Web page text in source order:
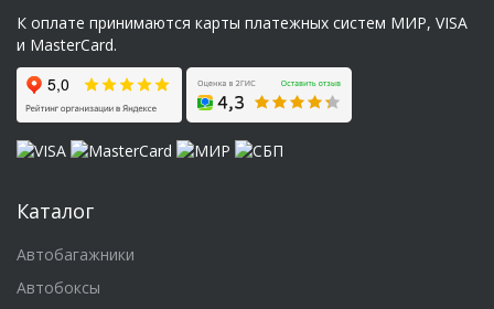
К оплате принимаются карты платежных систем МИР, VISA
и MasterCard.
Каталог
Автобагажники
Автобоксы